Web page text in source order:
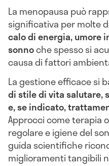
La menopausa può
significativa per molte
calo di energia, umore
sonnoche spesso si
causa di fattori
La gestione efficace si
di stile di vita salutare,
e, se indicato,
Approcci come terapia
regolare e igiene del
guida scientifiche
miglioramenti tangibili